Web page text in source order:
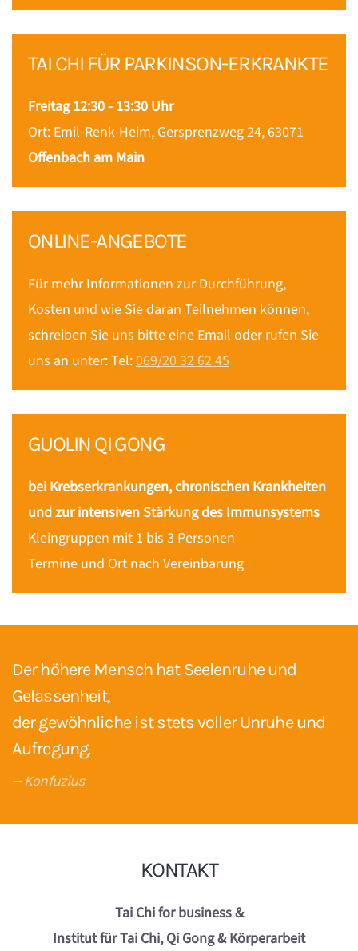
TAI CHI FÜR PARKINSON-ERKRANKTE
Freitag 12:30 - 13:30 Uhr
Ort: Emil-Renk-Heim, Gersprenzweg 24, 63071
Offenbach am Main
ONLINE-ANGEBOTE
Für mehr Informationen zur Durchführung,
Kosten und wie Sie daran Teilnehmen können,
schreiben Sie uns bitte eine Email oder rufen Sie
uns an unter: Tel:069/20 32 62 45
GUOLIN QI GONG
bei Krebserkrankungen, chronischen Krankheiten
und zur intensiven Stärkung des Immunsystems
Kleingruppen mit 1 bis 3 Personen
Termine und Ort nach Vereinbarung
Der höhere Mensch hat Seelenruhe und
Gelassenheit,
der gewöhnliche ist stets voller Unruhe und
Aufregung.
Konfuzius
KONTAKT
Tai Chi for business &
Institut für Tai Chi, Qi Gong & Körperarbeit